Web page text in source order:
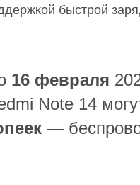
быстрой
16 февраля
Note 14
—